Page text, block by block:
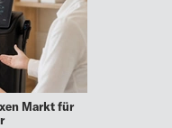
Markt für